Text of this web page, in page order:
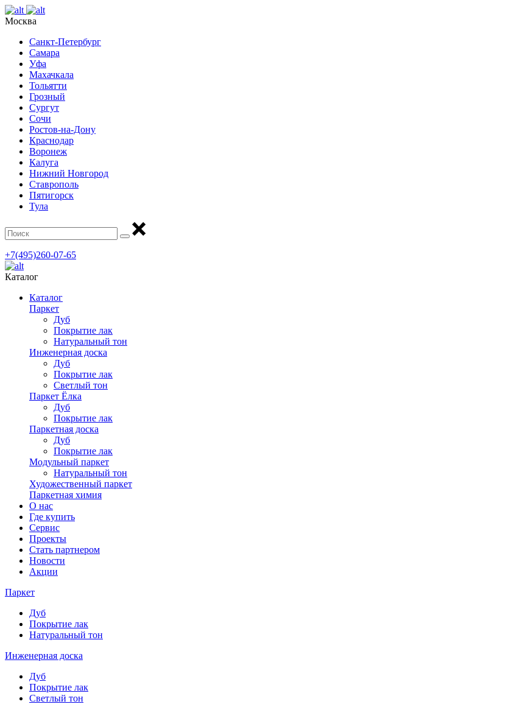
Москва
Санкт-Петербург
Самара
Уфа
Махачкала
Тольятти
Грозный
Сургут
Сочи
Ростов-на-Дону
Краснодар
Воронеж
Калуга
Нижний Новгород
Ставрополь
Пятигорск
Тула
+7(495)260-07-65
Каталог
Каталог
Паркет
Дуб
Покрытие лак
Натуральный тон
Инженерная доска
Дуб
Покрытие лак
Светлый тон
Паркет Ёлка
Дуб
Покрытие лак
Паркетная доска
Дуб
Покрытие лак
Модульный паркет
Натуральный тон
Художественный паркет
Паркетная химия
О нас
Где купить
Сервис
Проекты
Стать партнером
Новости
Акции
Паркет
Дуб
Покрытие лак
Натуральный тон
Инженерная доска
Дуб
Покрытие лак
Светлый тон